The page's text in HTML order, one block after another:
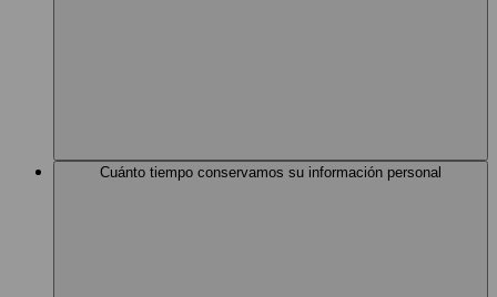
Cuánto tiempo conservamos su información personal